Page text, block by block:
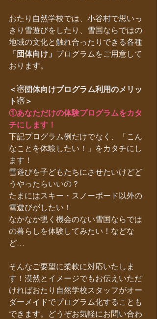
おたり自然学校では、小谷村で思いっ
きり雪遊びをしたり、雪国ならではの
地域の文化と触れ合ったりできる各種
「団体向け」 プログラムをご用意して
おります。
＜☃団体向けプログラム利用のメリッ
ト☃＞
①あなただけの体験プログラムをカタ
チにします！
下記プログラム例だけでなく、「こん
なことを体験したい！」をカタチにし
ます！
雪遊びを子どもたちにさせたいけどど
うやったらいいの？
たまにはスキー・スノーボード以外の
雪遊びがしたい！
なかなか覗く機会のない雪国ならでは
の暮らしを体験してみたい！などな
ど…
そんなご要望に柔軟に対応いたしま
す！漠然とイメージでもお伝えいただ
ければおたり自然学校スタッフがオー
ダーメイドでプログラム化することも
できます。どうぞお気軽にお問い合わ